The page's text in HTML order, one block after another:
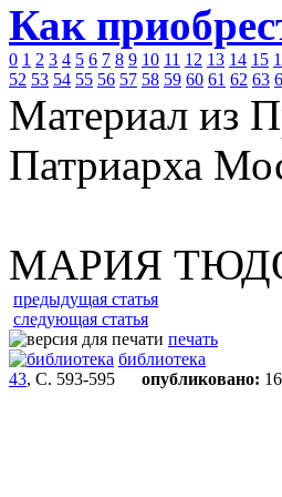
Как
0 1 2 3 4 5 6 7 8 9 10 11 12 13 14 15
52 53 54 55 56 57 58 59 60 61 62 63
Материал из
Патриарха
МАРИЯ
предыдущая статья
следующая статья
печать
библиотека
43, С. 593-595 опубликовано: